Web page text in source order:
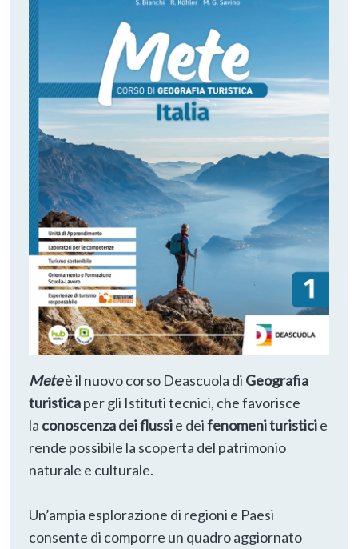
Meteè il nuovo corso Deascuola di Geografia
turisticaper gli Istituti tecnici, che favorisce
la conoscenza dei flussie deifenomeni turisticie
rende possibile la scoperta del patrimonio
naturale e culturale.
Un’ampia esplorazione di regioni e Paesi
consente di comporre un quadro aggiornato